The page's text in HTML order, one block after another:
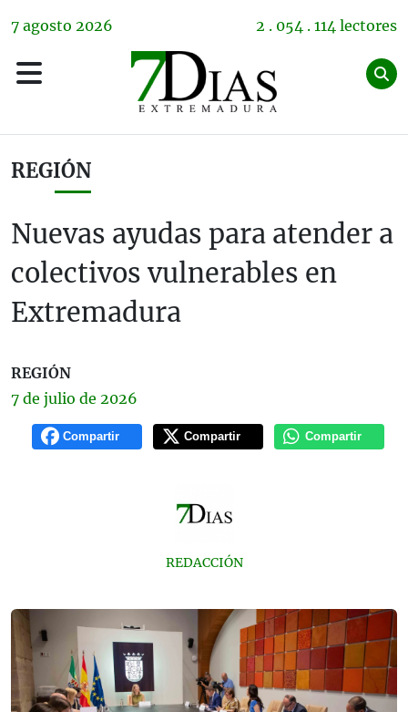
7 agosto 2026 2 . 054 . 114 lectores
REGIÓN
Nuevas ayudas para atender a
colectivos vulnerables en
Extremadura
REGIÓN
7 de julio de 2026
Compartir Compartir Compartir
REDACCIÓN